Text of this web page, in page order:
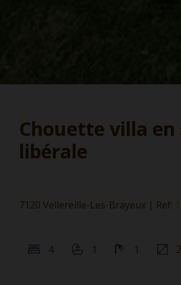
Chouette villa en
libérale
7120 Vellereille-Les-Brayeux | Ref:
4 1 1